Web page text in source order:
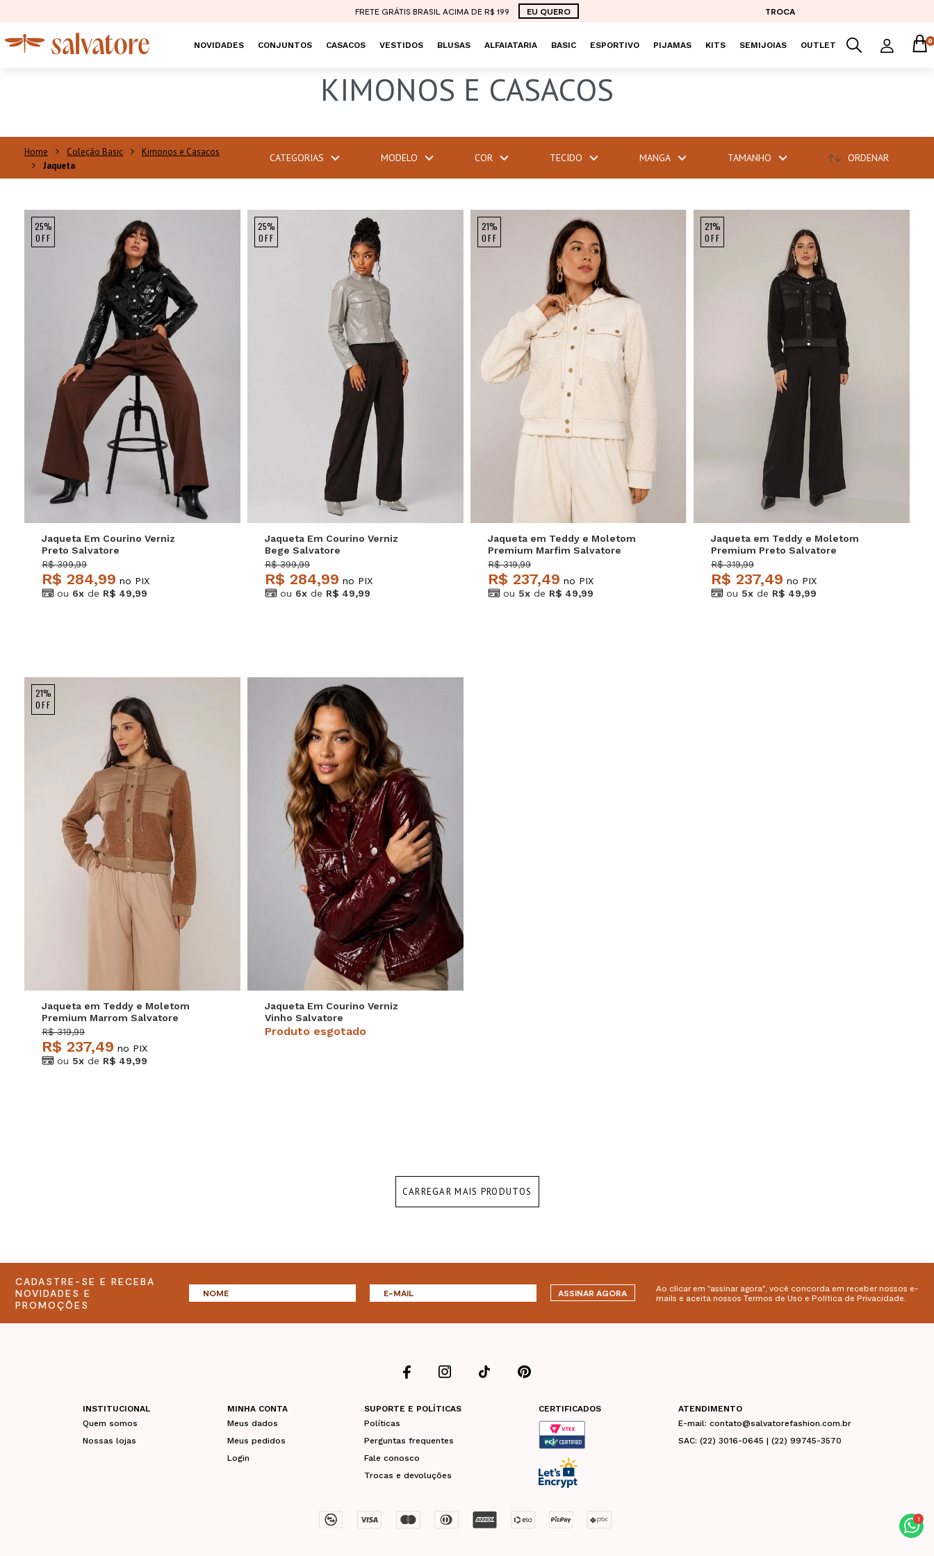
FRETE GRÁTIS BRASIL ACIMA DE R$ 199 EU QUERO TROCA
NOVIDADES CONJUNTOS CASACOS VESTIDOS BLUSAS ALFAIATARIA BASIC ESPORTIVO PIJAMAS KITS SEMIJOIAS OUTLET 0
KIMONOS E CASACOS
Coleção Basic
Kimonos e Casacos
Jaqueta
CATEGORIAS MODELO COR TECIDO MANGA TAMANHO ORDENAR
25%
OFF
P M G GG
Jaqueta Em Courino Verniz
Preto Salvatore
R$ 399,99
R$ 284,99 no PIX
ou 6x de R$ 49,99
25%
OFF
M G GG
Jaqueta Em Courino Verniz
Bege Salvatore
R$ 399,99
R$ 284,99 no PIX
ou 6x de R$ 49,99
21%
OFF
GG
Jaqueta em Teddy e Moletom
Premium Marfim Salvatore
R$ 319,99
R$ 237,49 no PIX
ou 5x de R$ 49,99
21%
OFF
G GG
Jaqueta em Teddy e Moletom
Premium Preto Salvatore
R$ 319,99
R$ 237,49 no PIX
ou 5x de R$ 49,99
21%
OFF
GG
Jaqueta em Teddy e Moletom
Premium Marrom Salvatore
R$ 319,99
R$ 237,49 no PIX
ou 5x de R$ 49,99
G GG
Jaqueta Em Courino Verniz
Vinho Salvatore
Produto esgotado
CARREGAR MAIS PRODUTOS
CADASTRE-SE E RECEBA
NOVIDADES E
PROMOÇÕES
ASSINAR AGORA
Ao clicar em "assinar agora", você concorda em receber nossos e-
mails e aceita nossos Termos de Uso e Política de Privacidade.
INSTITUCIONAL
Quem somos
Nossas lojas
MINHA CONTA
Meus dados
Meus pedidos
Login
SUPORTE E POLÍTICAS
Políticas
Perguntas frequentes
Fale conosco
Trocas e devoluções
CERTIFICADOS
ATENDIMENTO
E-mail: contato@salvatorefashion.com.br
SAC: (22) 3016-0645 | (22) 99745-3570